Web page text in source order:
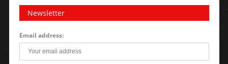
Newsletter
Email address: